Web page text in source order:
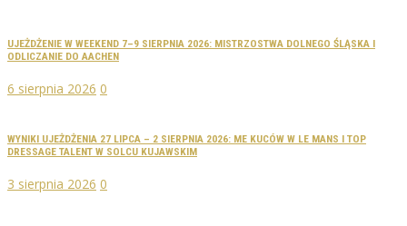
UJEŻDŻENIE W WEEKEND 7–9 SIERPNIA 2026: MISTRZOSTWA DOLNEGO ŚLĄSKA I
ODLICZANIE DO AACHEN
6 sierpnia 2026 0
WYNIKI UJEŻDŻENIA 27 LIPCA – 2 SIERPNIA 2026: ME KUCÓW W LE MANS I TOP
DRESSAGE TALENT W SOLCU KUJAWSKIM
3 sierpnia 2026 0